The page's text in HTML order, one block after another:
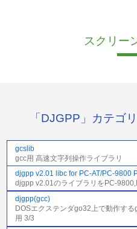
スクリー
「DJGPP」カテゴ
gcslib
gcc用 高速文字列操作ライブラリ
djgpp v2.01 libc for PC-AT/PC-9800
djgpp v2.01のライブラリをPC-
djgpp(gcc)
DOSエクステンダgo32上で動作す
用 3/3